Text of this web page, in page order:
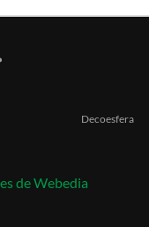
Decoesfera
de Webedia